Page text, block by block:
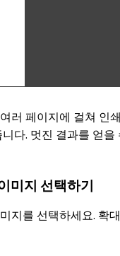
러 페이지에 걸쳐 인
다. 멋진 결과를 얻
미지 선택하기
지를 선택하세요. 확